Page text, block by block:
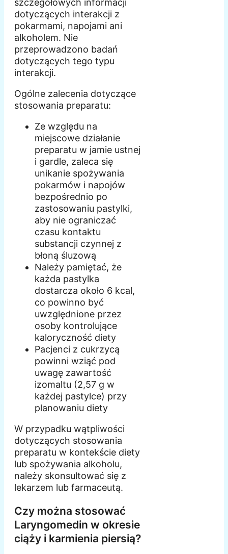
szczegółowych informacji
dotyczących interakcji z
pokarmami, napojami ani
alkoholem. Nie
przeprowadzono badań
dotyczących tego typu
interakcji.
Ogólne zalecenia dotyczące
stosowania preparatu:
Ze względu na
miejscowe działanie
preparatu w jamie ustnej
i gardle, zaleca się
unikanie spożywania
pokarmów i napojów
bezpośrednio po
zastosowaniu pastylki,
aby nie ograniczać
czasu kontaktu
substancji czynnej z
błoną śluzową
Należy pamiętać, że
każda pastylka
dostarcza około 6 kcal,
co powinno być
uwzględnione przez
osoby kontrolujące
kaloryczność diety
Pacjenci z cukrzycą
powinni wziąć pod
uwagę zawartość
izomaltu (2,57 g w
każdej pastylce) przy
planowaniu diety
W przypadku wątpliwości
dotyczących stosowania
preparatu w kontekście diety
lub spożywania alkoholu,
należy skonsultować się z
lekarzem lub farmaceutą.
Czy można stosować
Laryngomedin w okresie
ciąży i karmienia piersią?